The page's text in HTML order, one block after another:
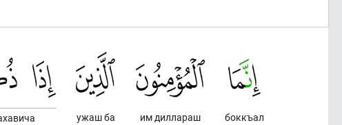
боккъал
им диллараш
ужаш ба